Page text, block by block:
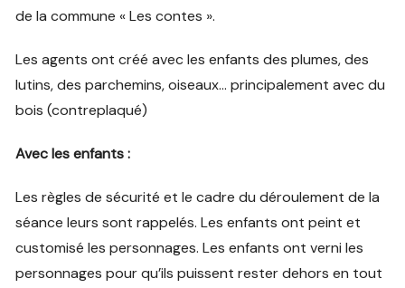
de la commune « Les contes ».
Les agents ont créé avec les enfants des plumes, des
lutins, des parchemins, oiseaux… principalement avec du
bois (contreplaqué)
Avec les enfants :
Les règles de sécurité et le cadre du déroulement de la
séance leurs sont rappelés. Les enfants ont peint et
customisé les personnages. Les enfants ont verni les
personnages pour qu’ils puissent rester dehors en tout